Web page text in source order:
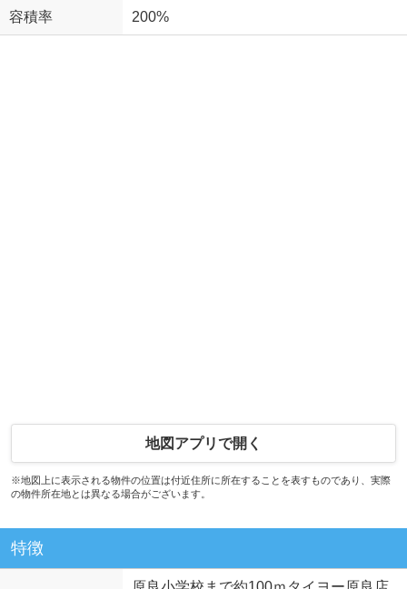
容積率 200%
地図アプリで開く
※地図上に表示される物件の位置は付近住所に所在することを表すものであり、実際
の物件所在地とは異なる場合がございます。
特徴